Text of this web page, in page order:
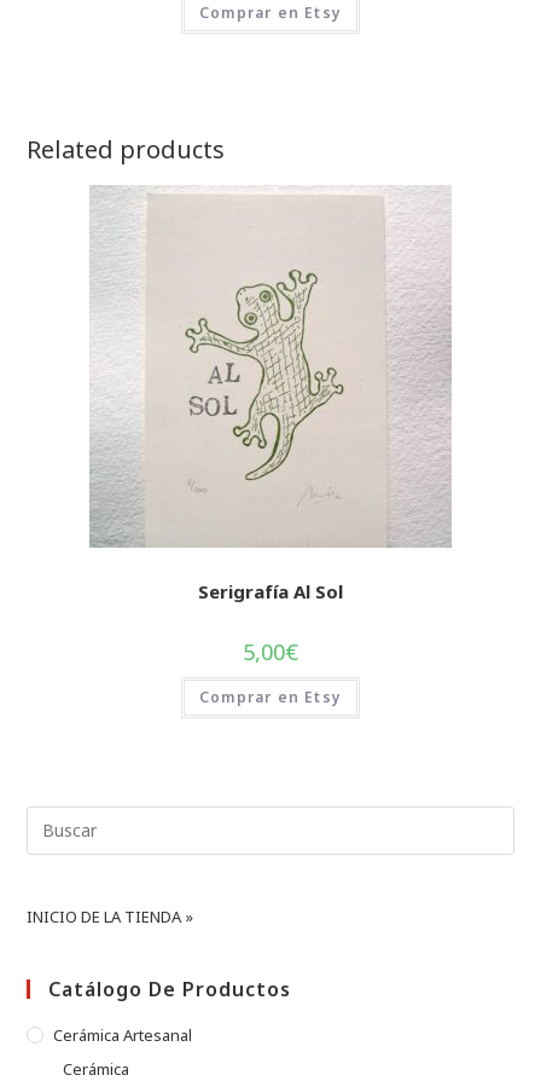
Comprar en Etsy
Related products
Serigrafía Al Sol
5,00€
Comprar en Etsy
Buscar:
INICIO DE LA TIENDA »
Catálogo De Productos
Cerámica Artesanal
Cerámica